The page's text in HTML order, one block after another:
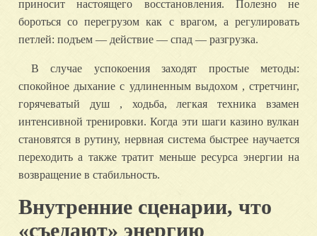
приносит настоящего восстановления. Полезно не
бороться со перегрузом как с врагом, а регулировать
петлей: подъем — действие — спад — разгрузка.
В случае успокоения заходят простые методы:
спокойное дыхание с удлиненным выдохом , стретчинг,
горячеватый душ , ходьба, легкая техника взамен
интенсивной тренировки. Когда эти шаги казино вулкан
становятся в рутину, нервная система быстрее научается
переходить а также тратит меньше ресурса энергии на
возвращение в стабильность.
Внутренние сценарии, что
«съедают» энергию